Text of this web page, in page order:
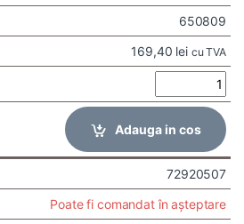
650809
169,40 lei cu TVA
Adauga in cos
72920507
Poate fi comandat în așteptare